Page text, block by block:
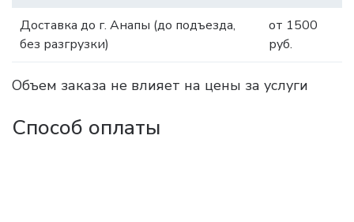
Доставка до г. Анапы (до подъезда,
без разгрузки)
от 1500
руб.
Объем заказа не влияет на цены за услуги
Способ оплаты